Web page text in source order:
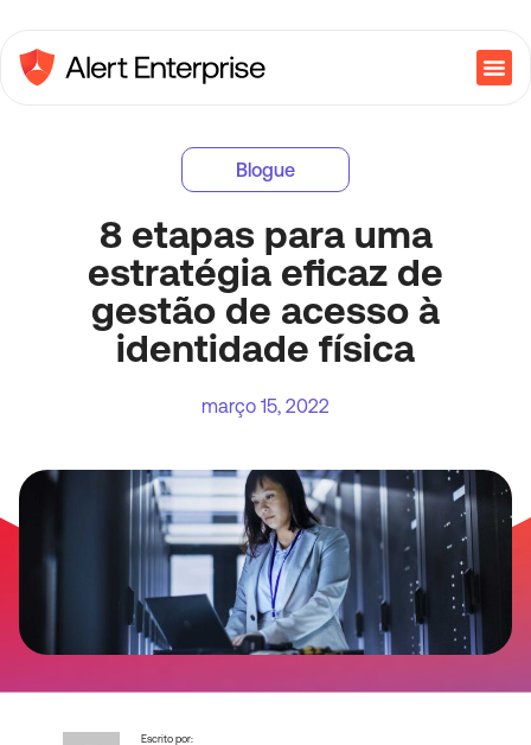
Blogue
8 etapas para uma
estratégia eficaz de
gestão de acesso à
identidade física
março 15, 2022
Escrito por: